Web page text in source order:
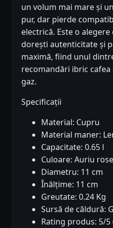
un volum mai mare și
pur, dar pierde
electrică. Este o
dorești autenticitate și
maximă, fiind unul
recomandări ibric
gaz.
Specificații
Material: Cupru
Material maner:
Capacitate: 0.65 l
Culoare: Auriu rose
Diametru: 11 cm
Înălțime: 11 cm
Greutate: 0.24 Kg
Sursă de căldură:
Rating produs: 5/5